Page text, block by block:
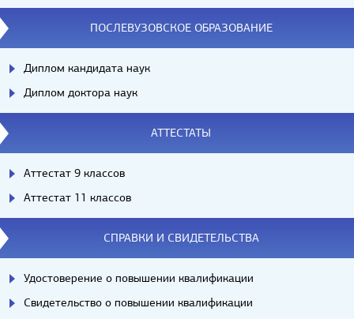
ПОСЛЕВУЗОВСКОЕ ОБРАЗОВАНИЕ
Диплом кандидата наук
Диплом доктора наук
АТТЕСТАТЫ
Аттестат 9 классов
Аттестат 11 классов
СПРАВКИ И СВИДЕТЕЛЬСТВА
Удостоверение о повышении квалификации
Свидетельство о повышении квалификации